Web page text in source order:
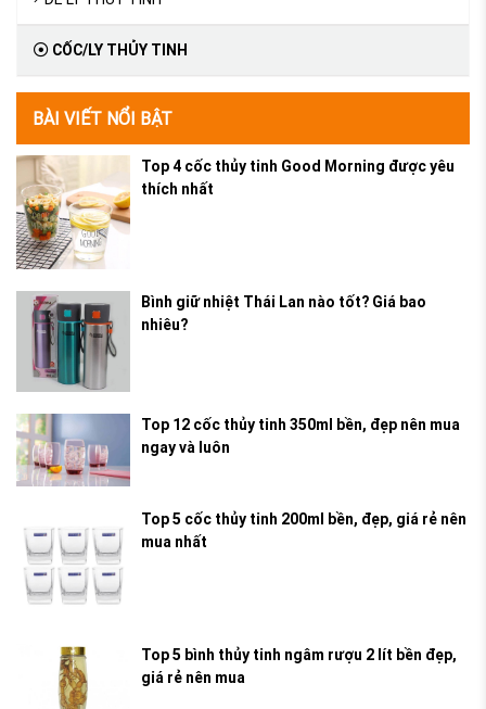
CỐC/LY THỦY TINH
BÀI VIẾT NỔI BẬT
Top 4 cốc thủy tinh Good Morning được yêu
thích nhất
Bình giữ nhiệt Thái Lan nào tốt? Giá bao
nhiêu?
Top 12 cốc thủy tinh 350ml bền, đẹp nên mua
ngay và luôn
Top 5 cốc thủy tinh 200ml bền, đẹp, giá rẻ nên
mua nhất
Top 5 bình thủy tinh ngâm rượu 2 lít bền đẹp,
giá rẻ nên mua